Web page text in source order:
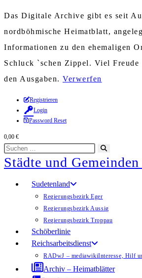
Das Digitale Archive gibt es seit
nordböhmische Heimatblatt,
Informationen zu den ehemaligen
Schluck `schen Zippel. Viel Freude
den Ausgaben. Verwerfen
Zum
Inhalt
springen
Registrieren
Login
Password Reset
0,00 €
Diese
Website
durchsuchen
starten
Städte und
Sudetenland
Regierungsbezirk Eger
Regierungsbezirk Aussig
Regierungsbezirk Troppau
Schöberlinie
Reichsarbeitsdienst
RADwJ – mediawikiInteresse, Hilf
Archiv – Heimatblätter